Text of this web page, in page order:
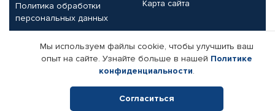
Политика обработки
персональных данных
Карта сайта
Партнерам
Корпоративным клиентам
Поставщикам
Реквизиты компании
Мы используем файлы cookie, чтобы улучшить ваш
опыт на сайте. Узнайте больше в нашей Политике
конфиденциальности.
Согласиться